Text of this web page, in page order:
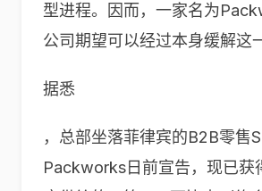
型进程。因而，一家名为
公司期望可以经过本身缓解这
据悉
，总部坐落菲律宾的B2B零售
Packworks日前宣告，现已获